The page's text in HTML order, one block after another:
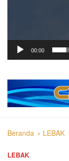
00:00
Beranda LEBAK
LEBAK